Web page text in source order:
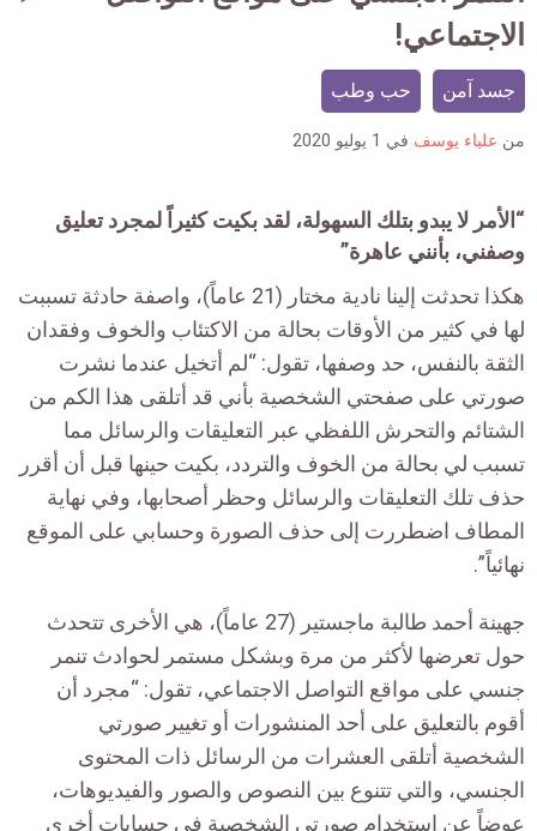
الاجتماعي!
جسد آمن حب وطب
من علياء يوسف في 1 يوليو 2020
“الأمر لايبدو بتلك السهولة، لقد بكيت كثيراًلمجرد تعليق
وصفني، بأنني عاهرة”
هكذا تحدثت إلينا نادية مختار (21 عاماً)، واصفة حادثة تسببت
لها في كثير من الأوقات بحالة من الاكتئاب والخوف وفقدان
الثقة بالنفس، حد وصفها، تقول: “لم أتخيل عندما نشرت
صورتي على صفحتي الشخصية بأني قد أتلقى هذا الكم من
الشتائم والتحرش اللفظي عبر التعليقات والرسائل مما
تسبب لي بحالة من الخوف والتردد، بكيت حينها قبل أن أقرر
حذف تلك التعليقات والرسائل وحظر أصحابها، وفي نهاية
المطاف اضطررت إلى حذف الصورة وحسابي على الموقع
نهائياً”.
جهينة أحمد طالبة ماجستير (27 عاماً)، هي الأخرى تتحدث
حول تعرضها لأكثر من مرة وبشكل مستمر لحوادث تنمر
جنسي على مواقع التواصل الاجتماعي، تقول: “مجرد أن
أقوم بالتعليق على أحد المنشورات أو تغيير صورتي
الشخصية أتلقى العشرات من الرسائل ذات المحتوى
الجنسي، والتي تتنوع بين النصوص والصور والفيديوهات،
عوضاً عن استخدام صورتي الشخصية في حسابات أخرى